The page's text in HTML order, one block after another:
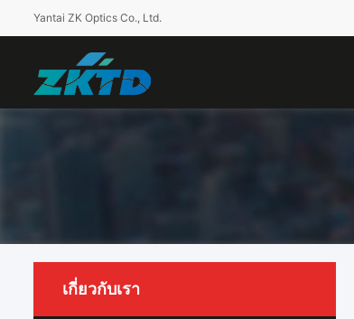
Yantai ZK Optics Co., Ltd.
เกี่ยวกับเรา